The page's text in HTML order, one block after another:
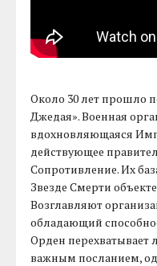
Около 30 лет прошло
Джедая». Военная
вдохновляющаяся
действующее
Сопротивление. Их
Звезде Смерти
Возглавляют
обладающий
Орден перехватывает
важным посланием,